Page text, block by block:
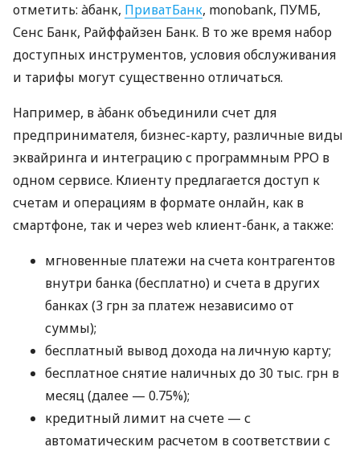
отметить: àбанк, ПриватБанк, monobank, ПУМБ,
Сенс Банк, Райффайзен Банк. В то же время набор
доступных инструментов, условия обслуживания
и тарифы могут существенно отличаться.
Например, в àбанк объединили счет для
предпринимателя, бизнес-карту, различные виды
эквайринга и интеграцию с программным РРО в
одном сервисе. Клиенту предлагается доступ к
счетам и операциям в формате онлайн, как в
смартфоне, так и через web клиент-банк, а также:
мгновенные платежи на счета контрагентов
внутри банка (бесплатно) и счета в других
банках (3 грн за платеж независимо от
суммы);
бесплатный вывод дохода на личную карту;
бесплатное снятие наличных до 30 тыс. грн в
месяц (далее — 0.75%);
кредитный лимит на счете — с
автоматическим расчетом в соответствии с